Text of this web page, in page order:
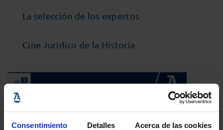
Consentimiento Detalles Acerca de las cookies
La selección de los expertos
Cine Jurídico de la Historia